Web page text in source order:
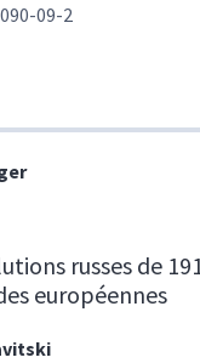
09-2
russes de
européennes